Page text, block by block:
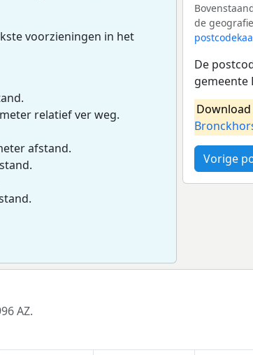
voorzieningen in het
relatief ver weg.
afstand.
de
De
gemeente
Vorige
AZ.